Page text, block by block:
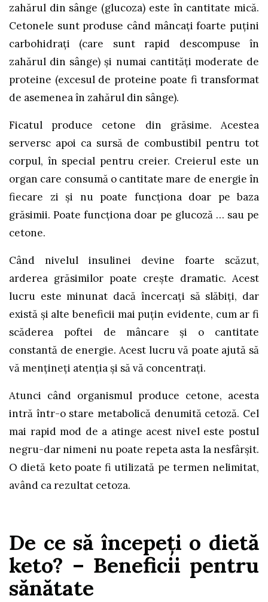
zahărul din sânge (glucoza) este în cantitate mică.
Cetonele sunt produse când mâncaţi foarte puţini
carbohidraţi (care sunt rapid descompuse în
zahărul din sânge) şi numai cantităţi moderate de
proteine (excesul de proteine poate fi transformat
de asemenea în zahărul din sânge).
Ficatul produce cetone din grăsime. Acestea
serversc apoi ca sursă de combustibil pentru tot
corpul, în special pentru creier. Creierul este un
organ care consumă o cantitate mare de energie în
fiecare zi şi nu poate funcţiona doar pe baza
grăsimii. Poate funcţiona doar pe glucoză … sau pe
cetone.
Când nivelul insulinei devine foarte scăzut,
arderea grăsimilor poate creşte dramatic. Acest
lucru este minunat dacă încercaţi să slăbiţi, dar
există şi alte beneficii mai puţin evidente, cum ar fi
scăderea poftei de mâncare şi o cantitate
constantă de energie. Acest lucru vă poate ajută să
vă menţineţi atenţia şi să vă concentraţi.
Atunci când organismul produce cetone, acesta
intră într-o stare metabolică denumită cetoză. Cel
mai rapid mod de a atinge acest nivel este postul
negru-dar nimeni nu poate repeta asta la nesfârşit.
O dietă keto poate fi utilizată pe termen nelimitat,
având ca rezultat cetoza.
De ce să începeţi o dietă
keto? – Beneficii pentru
sănătate